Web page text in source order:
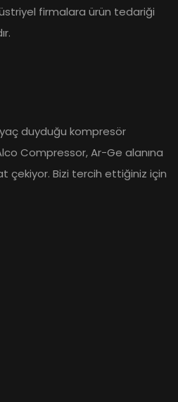
firmalara ürün tedariği
duyduğu kompresör
Compressor, Ar-Ge alanına
çekiyor. Bizi tercih ettiğiniz için